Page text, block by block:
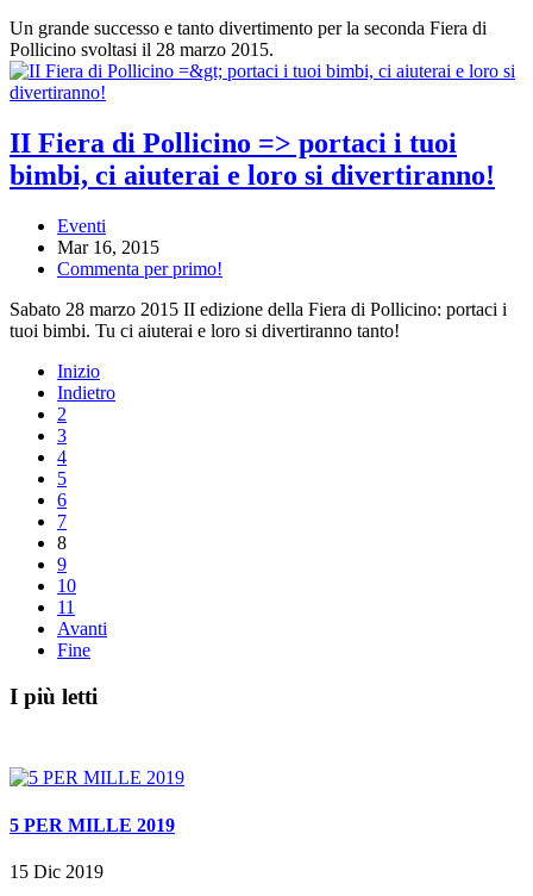
Un grande successo e tanto divertimento per la seconda Fiera di
Pollicino svoltasi il 28 marzo 2015.
II Fiera di Pollicino => portaci i tuoi
bimbi, ci aiuterai e loro si divertiranno!
Eventi
Mar 16, 2015
Commenta per primo!
Sabato 28 marzo 2015 II edizione della Fiera di Pollicino: portaci i
tuoi bimbi. Tu ci aiuterai e loro si divertiranno tanto!
Inizio
Indietro
2
3
4
5
6
7
8
9
10
11
Avanti
Fine
I più letti
5 PER MILLE 2019
15 Dic 2019